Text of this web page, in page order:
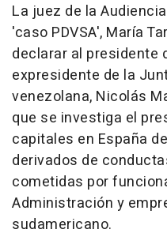
La juez de la
'caso PDVSA', María
declarar al presidente
expresidente de la
venezolana, Nicolás
que se investiga el
capitales en España
derivados de
cometidas por
Administración y
sudamericano.